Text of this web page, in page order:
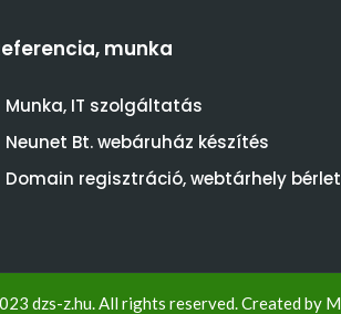
munka
Munka, IT szolgáltatás
Neunet Bt. webáruház készítés
Domain regisztráció, webtárhely bérlet
dzs-z.hu. All rights reserved. Created by